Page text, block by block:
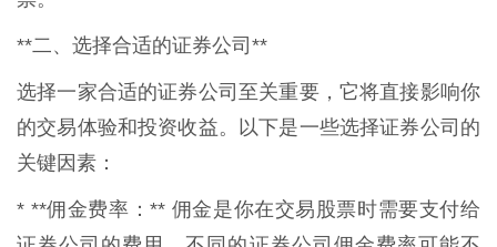
**二、选择合适的证券公司**
选择一家合适的证券公司至关重要，它将直接影响你
的交易体验和投资收益。以下是一些选择证券公司的
关键因素：
* **佣金费率：** 佣金是你在交易股票时需要支付给